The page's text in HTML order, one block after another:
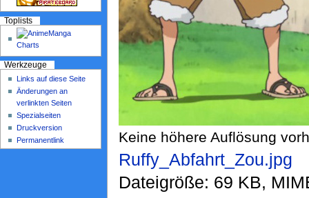
Keine höhere Auflösung
Ruffy_Abfahrt_Zou.jpg
Dateigröße: 69 KB,
Toplists
Werkzeuge
Links auf diese Seite
Änderungen an
verlinkten Seiten
Spezialseiten
Druckversion
Permanentlink